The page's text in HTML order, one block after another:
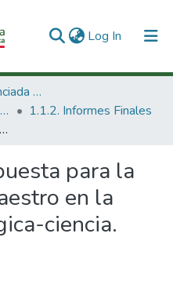
Log In (current)
1. Investigación Financiada con Recursos Públicos
1.1 Productos de investigación
1.1.2. Informes Finales
Propuesta para la formación del maestro en la relación pedagogica-ciencia.
para la
en la
ciencia.